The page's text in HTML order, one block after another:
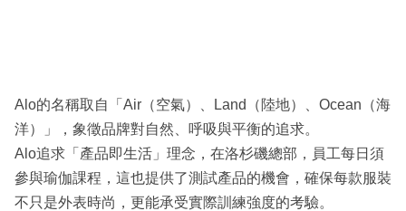
Alo的名稱取自「Air（空氣）、Land（陸地）、Ocean（海
洋）」，象徵品牌對自然、呼吸與平衡的追求。
Alo追求「產品即生活」理念，在洛杉磯總部，員工每日須
參與瑜伽課程，這也提供了測試產品的機會，確保每款服裝
不只是外表時尚，更能承受實際訓練強度的考驗。